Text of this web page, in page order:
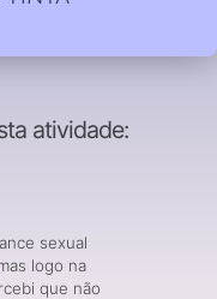
atividade:
sexual
logo na
que não